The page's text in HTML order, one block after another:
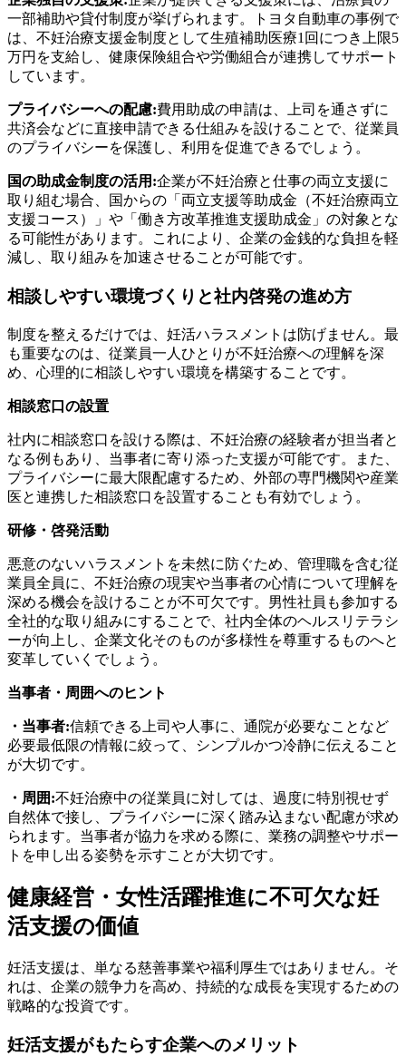
一部補助や貸付制度が挙げられます。トヨタ自動車の事例で
は、不妊治療支援金制度として生殖補助医療1回につき上限5
万円を支給し、健康保険組合や労働組合が連携してサポート
しています。
プライバシーへの配慮:費用助成の申請は、上司を通さずに
共済会などに直接申請できる仕組みを設けることで、従業員
のプライバシーを保護し、利用を促進できるでしょう。
国の助成金制度の活用:企業が不妊治療と仕事の両立支援に
取り組む場合、国からの「両立支援等助成金（不妊治療両立
支援コース）」や「働き方改革推進支援助成金」の対象とな
る可能性があります。これにより、企業の金銭的な負担を軽
減し、取り組みを加速させることが可能です。
相談しやすい環境づくりと社内啓発の進め方
制度を整えるだけでは、妊活ハラスメントは防げません。最
も重要なのは、従業員一人ひとりが不妊治療への理解を深
め、心理的に相談しやすい環境を構築することです。
相談窓口の設置
社内に相談窓口を設ける際は、不妊治療の経験者が担当者と
なる例もあり、当事者に寄り添った支援が可能です。また、
プライバシーに最大限配慮するため、外部の専門機関や産業
医と連携した相談窓口を設置することも有効でしょう。
研修・啓発活動
悪意のないハラスメントを未然に防ぐため、管理職を含む従
業員全員に、不妊治療の現実や当事者の心情について理解を
深める機会を設けることが不可欠です。男性社員も参加する
全社的な取り組みにすることで、社内全体のヘルスリテラシ
ーが向上し、企業文化そのものが多様性を尊重するものへと
変革していくでしょう。
当事者・周囲へのヒント
・当事者:信頼できる上司や人事に、通院が必要なことなど
必要最低限の情報に絞って、シンプルかつ冷静に伝えること
が大切です。
・周囲:不妊治療中の従業員に対しては、過度に特別視せず
自然体で接し、プライバシーに深く踏み込まない配慮が求め
られます。当事者が協力を求める際に、業務の調整やサポー
トを申し出る姿勢を示すことが大切です。
健康経営・女性活躍推進に不可欠な妊
活支援の価値
妊活支援は、単なる慈善事業や福利厚生ではありません。そ
れは、企業の競争力を高め、持続的な成長を実現するための
戦略的な投資です。
妊活支援がもたらす企業へのメリット